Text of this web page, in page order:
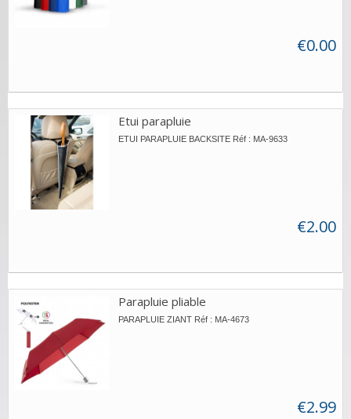
€0.00
Etui parapluie
ETUI PARAPLUIE BACKSITE Réf : MA-9633
€2.00
Parapluie pliable
PARAPLUIE ZIANT Réf : MA-4673
€2.99